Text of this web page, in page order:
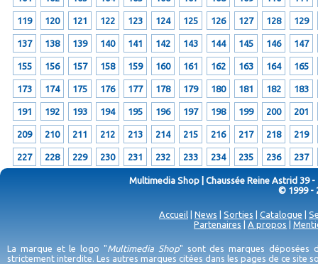
119 120 121 122 123 124 125 126 127 128 129
137 138 139 140 141 142 143 144 145 146 147
155 156 157 158 159 160 161 162 163 164 165
173 174 175 176 177 178 179 180 181 182 183
191 192 193 194 195 196 197 198 199 200 201
209 210 211 212 213 214 215 216 217 218 219
227 228 229 230 231 232 233 234 235 236 237
Multimedia Shop | Chaussée Reine Astrid 39 -
© 1999 -
Accueil News Sorties Catalogue
Partenaires
A propos
La marque et le logo "Multimedia Shop" sont des marques déposées
strictement interdite. Les autres marques citées dans les pages de ce site